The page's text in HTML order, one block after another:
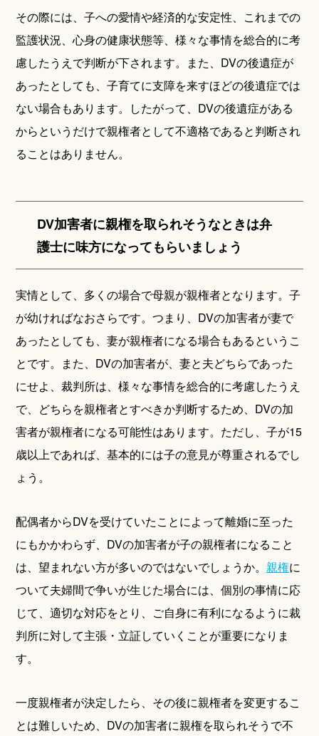
その際には、子への愛情や経済的な安定性、これまでの
監護状況、心身の健康状態等、様々な事情を総合的に考
慮したうえで判断が下されます。また、DVの後遺症が
あったとしても、子育てに支障を来すほどの後遺症では
ない場合もあります。したがって、DVの後遺症がある
からというだけで親権者として不適格であると判断され
ることはありません。
DV加害者に親権を取られそうなときは弁
護士に味方になってもらいましょう
実情として、多くの場合で母親が親権者となります。子
が幼ければなおさらです。つまり、DVの加害者が妻で
あったとしても、妻が親権者になる場合もあるというこ
とです。また、DVの加害者が、妻と夫どちらであった
にせよ、裁判所は、様々な事情を総合的に考慮したうえ
で、どちらを親権者とすべきか判断するため、DVの加
害者が親権者になる可能性はあります。ただし、子が15
歳以上であれば、基本的には子の意見が尊重されるでし
ょう。
配偶者からDVを受けていたことによって離婚に至った
にもかかわらず、DVの加害者が子の親権者になること
は、望まれない方が多いのではないでしょうか。親権に
ついて夫婦間で争いが生じた場合には、個別の事情に応
じて、適切な対応をとり、ご自身に有利になるように裁
判所に対して主張・立証していくことが重要になりま
す。
一度親権者が決定したら、その後に親権者を変更するこ
とは難しいため、DVの加害者に親権を取られそうで不